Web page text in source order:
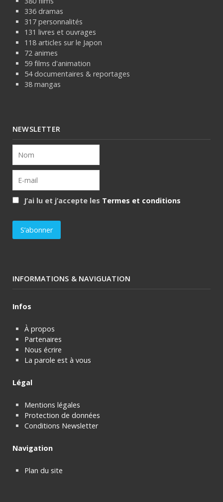
336 dramas
317 personnalités
131 livres et ouvrages
118 articles sur le Japon
72 animes
59 films d'animation
54 documentaires & reportages
38 mangas
NEWSLETTER
J’ai lu et j’accepte les Termes et conditions
INFORMATIONS & NAVIGUATION
Infos
À propos
Partenaires
Nous écrire
La parole est à vous
Légal
Mentions légales
Protection de données
Conditions Newsletter
Navigation
Plan du site